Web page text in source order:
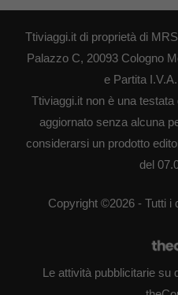
Ttiviaggi.it di proprietà di
Palazzo C, 20093 Cologno
e Partita
Ttiviaggi.it non è una
aggiornato senza alcuna
considerarsi un prodotto
del
Copyright ©2026 - Tutti i
Le attività pubblicitarie su